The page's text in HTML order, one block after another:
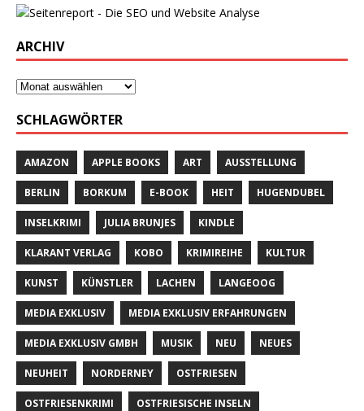
ARCHIV
SCHLAGWÖRTER
AMAZON APPLE BOOKS ART AUSSTELLUNG
BERLIN BORKUM E-BOOK HEIT HUGENDUBEL
INSELKRIMI JULIA BRUNJES KINDLE
KLARANT VERLAG KOBO KRIMIREIHE KULTUR
KUNST KÜNSTLER LACHEN LANGEOOG
MEDIA EXKLUSIV MEDIA EXKLUSIV ERFAHRUNGEN
MEDIA EXKLUSIV GMBH MUSIK NEU NEUES
NEUHEIT NORDERNEY OSTFRIESEN
OSTFRIESENKRIMI OSTFRIESISCHE INSELN